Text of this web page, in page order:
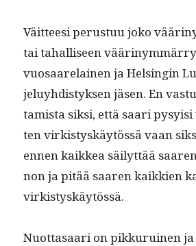
Väit­teesi perus­tuu joko
tai tahal­liseen
vuosaare­lainen ja Helsin­gin
jeluy­hdis­tyk­sen jäsen. En
tamista sik­si, että saari
ten virk­istyskäytössä vaan
ennen kaikkea säi­lyt­tää
non ja pitää saaren kaikkien
virkistyskäytössä.
Nuot­tasaari on pikku­ru­inen